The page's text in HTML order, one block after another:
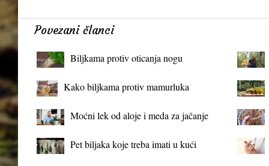
Povezani članci
Biljkama protiv oticanja nogu
Kako biljkama protiv mamurluka
Moćni lek od aloje i meda za jačanje
Pet biljaka koje treba imati u kući